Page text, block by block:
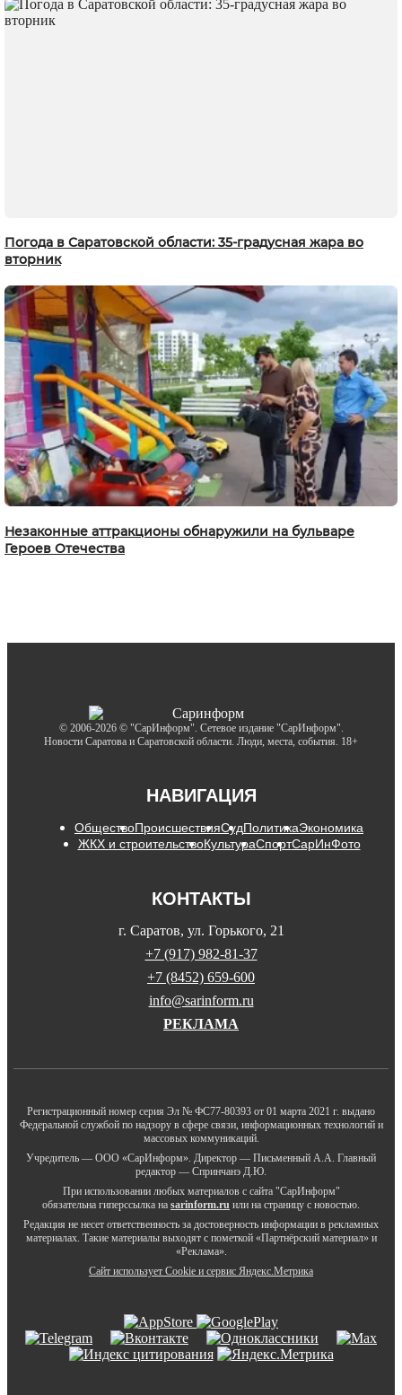
Погода в Саратовской области: 35-градусная жара во
вторник
Незаконные аттракционы обнаружили на бульваре
Героев Отечества
© 2006-2026 © "СарИнформ". Сетевое издание "СарИнформ".
Новости Саратова и Саратовской области. Люди, места, события. 18+
НАВИГАЦИЯ
ОбществоПроисшествияСудПолитикаЭкономика
ЖКХ и строительствоКультураСпортСарИнФото
КОНТАКТЫ
г. Саратов, ул. Горького, 21
+7 (917) 982-81-37
+7 (8452) 659-600
info@sarinform.ru
РЕКЛАМА
Регистрационный номер серия Эл № ФС77-80393 от 01 марта 2021 г. выдано
Федеральной службой по надзору в сфере связи, информационных технологий и
массовых коммуникаций.
Учредитель — ООО «СарИнформ». Директор — Письменный А.А. Главный
редактор — Спринчанэ Д.Ю.
При использовании любых материалов с сайта "СарИнформ"
обязательна гиперссылка на sarinform.ru или на страницу с новостью.
Редакция не несет ответственность за достоверность информации в рекламных
материалах. Такие материалы выходят с пометкой «Партнёрский материал» и
«Реклама».
Сайт использует Cookie и сервиc Яндекс.Метрика